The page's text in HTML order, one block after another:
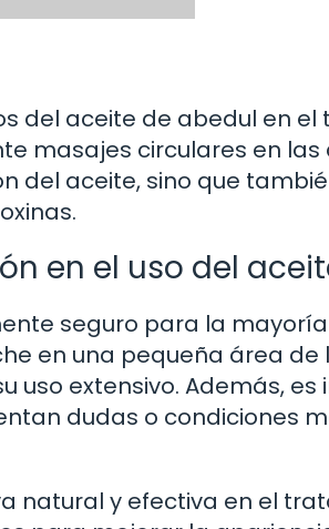
del aceite de abedul en
masajes circulares en
del aceite, sino que
en el uso del
seguro para la
en una pequeña área de
uso extensivo. Además,
dudas o condiciones
natural y efectiva en el